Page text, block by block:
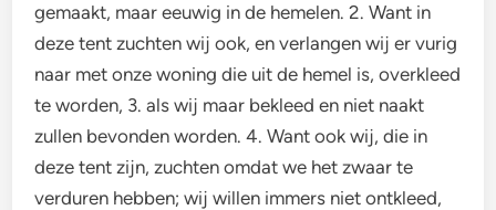
gemaakt, maar eeuwig in de hemelen. 2. Want in
deze tent zuchten wij ook, en verlangen wij er vurig
naar met onze woning die uit de hemel is, overkleed
te worden, 3. als wij maar bekleed en niet naakt
zullen bevonden worden. 4. Want ook wij, die in
deze tent zijn, zuchten omdat we het zwaar te
verduren hebben; wij willen immers niet ontkleed,